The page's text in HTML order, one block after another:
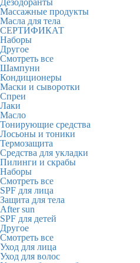
Дезодоранты
Массажные продукты
Масла для тела
СЕРТИФИКАТ
Наборы
Другое
Смотреть все
Шампуни
Кондиционеры
Маски и сыворотки
Спреи
Лаки
Масло
Тонирующие средства
Лосьоны и тоники
Термозащита
Средства для укладки
Пилинги и скрабы
Наборы
Смотреть все
SPF для лица
Защита для тела
After sun
SPF для детей
Другое
Смотреть все
Уход для лица
Уход для волос